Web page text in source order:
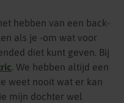
hebben van een back-
als je -om wat voor
diet kunt geven. Bij
. We hebben altijd een
weet nooit wat er kan
mijn dochter wel